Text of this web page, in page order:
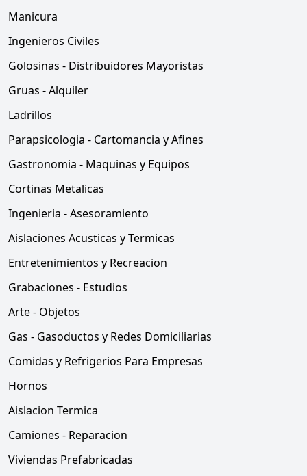
Manicura
Ingenieros Civiles
Golosinas - Distribuidores Mayoristas
Gruas - Alquiler
Ladrillos
Parapsicologia - Cartomancia y Afines
Gastronomia - Maquinas y Equipos
Cortinas Metalicas
Ingenieria - Asesoramiento
Aislaciones Acusticas y Termicas
Entretenimientos y Recreacion
Grabaciones - Estudios
Arte - Objetos
Gas - Gasoductos y Redes Domiciliarias
Comidas y Refrigerios Para Empresas
Hornos
Aislacion Termica
Camiones - Reparacion
Viviendas Prefabricadas